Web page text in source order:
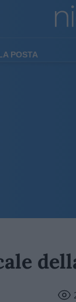
POSTA